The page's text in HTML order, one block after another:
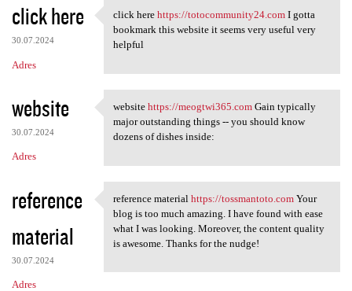
click here
30.07.2024
Adres
click here https:/
click here https://totocommunity24.comI gotta
bookmark this website it seems very useful very
helpful
website
30.07.2024
Adres
website https://meogtwi365
website https://meogtwi365.comGain typically
major outstanding things -- you should know
dozens of dishes inside:
reference
material
30.07.2024
Adres
reference material https:/
reference material https://tossmantoto.comYour
blog is too much amazing. I have found with ease
what I was looking. Moreover, the content quality
is awesome. Thanks for the nudge!